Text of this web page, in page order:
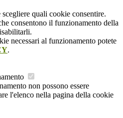
quali cookie consentire.
consentono il funzionamento della
necessari al funzionamento potete
.
non possono essere
l'elenco nella pagina della cookie